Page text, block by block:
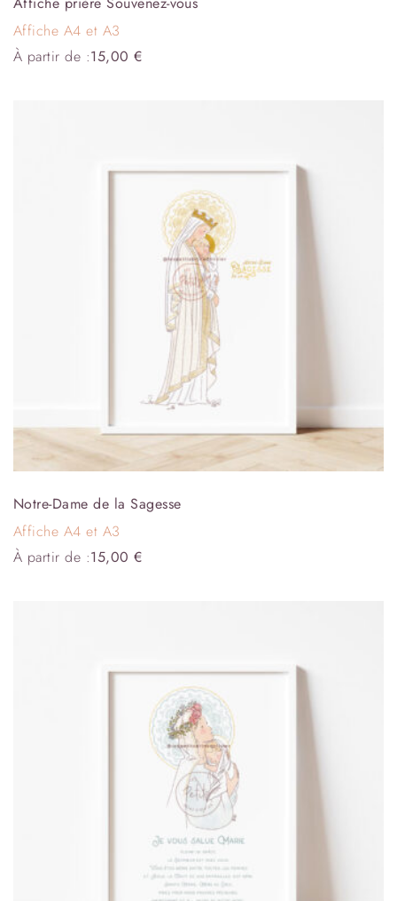
Affiche A4 et A3
À partir de :15,00€
Notre-Dame de la Sagesse
Affiche A4 et A3
À partir de :15,00€